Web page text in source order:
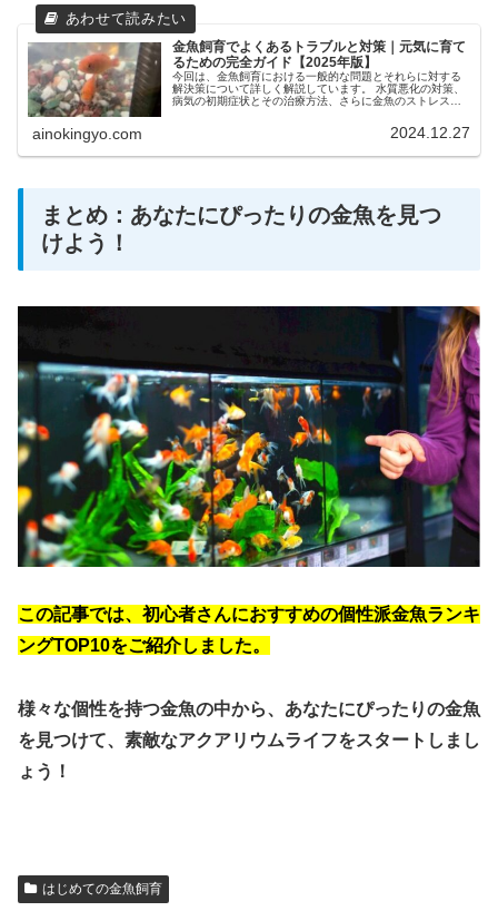
金魚飼育でよくあるトラブルと対策｜元気に育て
るための完全ガイド【2025年版】
今回は、金魚飼育における一般的な問題とそれらに対する
解決策について詳しく解説しています。 水質悪化の対策、
病気の初期症状とその治療方法、さらに金魚のストレスサ
すべての金魚飼育者に役立つ内容をご用意しました。 是
ainokingyo.com 2024.12.27
まとめ：あなたにぴったりの金魚を見つ
けよう！
この記事では、初心者さんにおすすめの個性派金魚ランキ
ングTOP10をご紹介しました。
様々な個性を持つ金魚の中から、あなたにぴったりの金魚
を見つけて、素敵なアクアリウムライフをスタートしまし
ょう！
はじめての金魚飼育